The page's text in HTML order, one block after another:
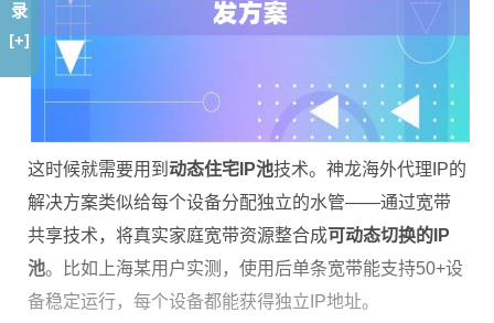
这时候就需要用到 动态住宅IP池技术。神龙海外代理IP的
解决方案类似给每个设备分配独立的水管——通过宽带
共享技术，将真实家庭宽带资源整合成可动态切换的IP
池。比如上海某用户实测，使用后单条宽带能支持50+设
备稳定运行，每个设备都能获得独立IP地址。
录
[+]